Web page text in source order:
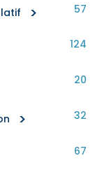
> 57
124
20
> 32
67